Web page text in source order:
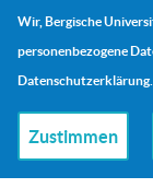
Wir, Bergische
personenbezogene
Datenschutzerklärung.
Zustimmen
Direkt zum